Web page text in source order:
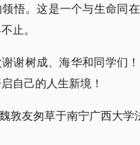
悟。这是一个与生命同
止。
谢树成、海华和同学们
自己的人生新境！
友匆草于南宁广西大学